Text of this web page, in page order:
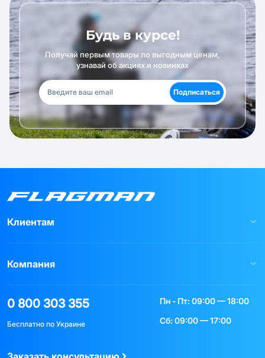
Будь в курсе!
Получай первым товары по выгодным ценам,
узнавай об акциях и новинках
Подписаться
Клиентам
Компания
0 800 303 355
Бесплатно по Украине
Пн - Пт: 09:00 — 18:00
Сб: 09:00 — 17:00